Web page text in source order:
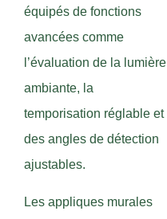
équipés de fonctions
avancées comme
l’évaluation de la lumière
ambiante, la
temporisation réglable et
des angles de détection
ajustables.
Les appliques murales